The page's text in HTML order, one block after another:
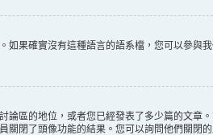
果確實沒有這種語言的語系檔，您可以參與
區的地位，或者您已經發表了多少篇的文章
閉了頭像功能的結果。您可以詢問他們關閉的